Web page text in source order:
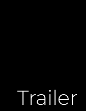
Trailer